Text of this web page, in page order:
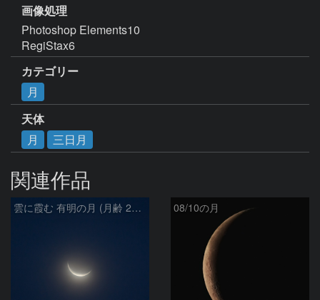
画像処理
Photoshop Elements10
RegiStax6
カテゴリー
月
天体
月
三日月
関連作品
雲に霞む 有明の月 (月齢 26.4) 08/10の月